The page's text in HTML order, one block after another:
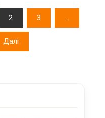
2 3 …
Далі